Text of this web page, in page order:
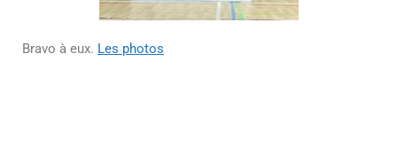
Bravo à eux. Les photos